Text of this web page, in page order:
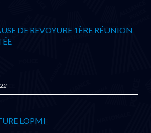
DE REVOYURE 1ÈRE RÉUNION
LOPMI